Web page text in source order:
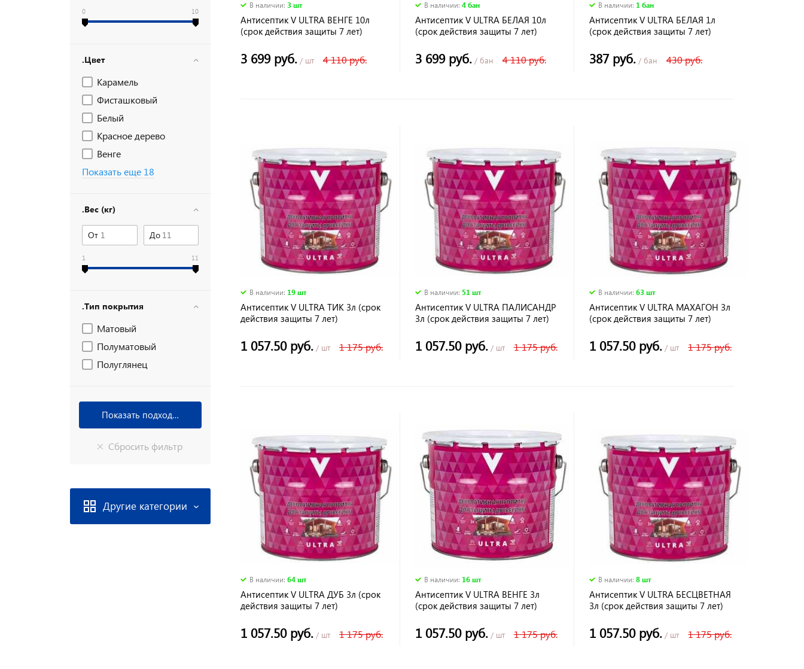
0 10
.Цвет
Карамель
Фисташковый
Белый
Красное дерево
Венге
Показать еще 18
.Вес (кг)
От До
1 11
.Тип покрытия
Матовый
Полуматовый
Полуглянец
Другие категории
В наличии: 3 шт
Антисептик V ULTRA ВЕНГЕ 10л
(срок действия защиты 7 лет)
3 699 руб. / шт 4 110 руб.
В наличии: 4 бан
Антисептик V ULTRA БЕЛАЯ 10л
(срок действия защиты 7 лет)
3 699 руб./ бан 4 110 руб.
В наличии: 1 бан
Антисептик V ULTRA БЕЛАЯ 1л
(срок действия защиты 7 лет)
387 руб. / бан 430 руб.
В наличии: 19 шт
Антисептик V ULTRA ТИК 3л (срок
действия защиты 7 лет)
1 057.50 руб. / шт 1 175 руб.
В наличии: 51 шт
Антисептик V ULTRA ПАЛИСАНДР
3л (срок действия защиты 7 лет)
1 057.50 руб./ шт 1 175 руб.
В наличии:63 шт
Антисептик V ULTRA МАХАГОН 3л
(срок действия защиты 7 лет)
1 057.50 руб. / шт 1 175 руб.
В наличии: 64 шт
Антисептик V ULTRA ДУБ 3л (срок
действия защиты 7 лет)
1 057.50 руб. / шт 1 175 руб.
В наличии: 16 шт
Антисептик V ULTRA ВЕНГЕ 3л
(срок действия защиты 7 лет)
1 057.50 руб./ шт 1 175 руб.
В наличии:8 шт
Антисептик V ULTRA БЕСЦВЕТНАЯ
3л (срок действия защиты 7 лет)
1 057.50 руб. / шт 1 175 руб.